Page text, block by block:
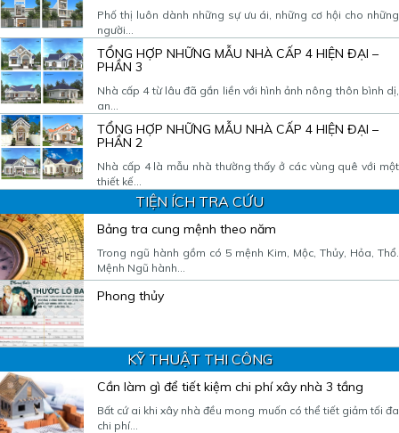
Phố thị luôn dành những sự ưu ái, những cơ hội cho những
người...
TỔNG HỢP NHỮNG MẪU NHÀ CẤP 4 HIỆN ĐẠI –
PHẦN 3
Nhà cấp 4 từ lâu đã gắn liền với hình ảnh nông thôn bình dị,
an...
TỔNG HỢP NHỮNG MẪU NHÀ CẤP 4 HIỆN ĐẠI –
PHẦN 2
Nhà cấp 4 là mẫu nhà thường thấy ở các vùng quê với một
thiết kế...
TIỆN ÍCH TRA CỨU
Bảng tra cung mệnh theo năm
Trong ngũ hành gồm có 5 mệnh Kim, Mộc, Thủy, Hỏa, Thổ.
Mệnh Ngũ hành...
Phong thủy
KỸ THUẬT THI CÔNG
Cần làm gì để tiết kiệm chi phí xây nhà 3 tầng
Bất cứ ai khi xây nhà đều mong muốn có thể tiết giảm tối đa
chi phí...